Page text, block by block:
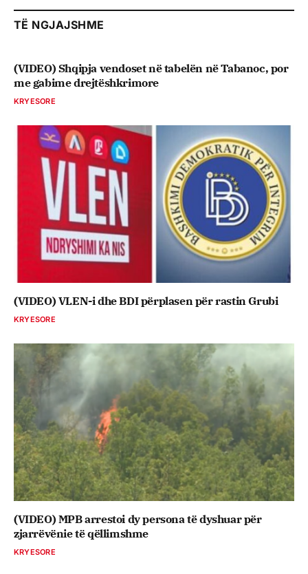
TË NGJAJSHME
(VIDEO) Shqipja vendoset në tabelën në Tabanoc, por
me gabime drejtëshkrimore
KRYESORE
(VIDEO) VLEN-i dhe BDI përplasen për rastin Grubi
KRYESORE
(VIDEO) MPB arrestoi dy persona të dyshuar për
zjarrëvënie të qëllimshme
KRYESORE